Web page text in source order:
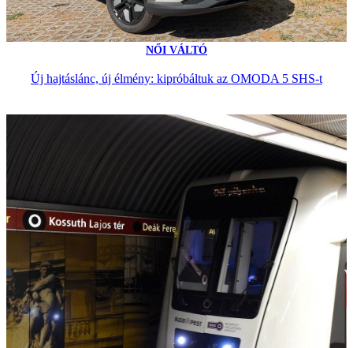
NŐI VÁLTÓ
Új hajtáslánc, új élmény: kipróbáltuk az OMODA 5 SHS-t